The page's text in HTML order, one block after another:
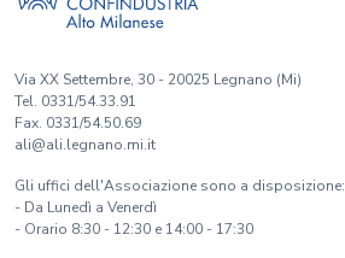
Via XX Settembre, 30 - 20025 Legnano (Mi)
Tel. 0331/54.33.91
Fax. 0331/54.50.69
ali@ali.legnano.mi.it
Gli uffici dell'Associazione sono a disposizione:
- Da Lunedì a Venerdì
- Orario 8:30 - 12:30 e 14:00 - 17:30